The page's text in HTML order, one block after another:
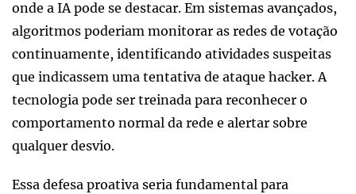
onde a IA pode se destacar. Em sistemas avançados,
algoritmos poderiam monitorar as redes de votação
continuamente, identificando atividades suspeitas
que indicassem uma tentativa de ataque hacker. A
tecnologia pode ser treinada para reconhecer o
comportamento normal da rede e alertar sobre
qualquer desvio.
Essa defesa proativa seria fundamental para